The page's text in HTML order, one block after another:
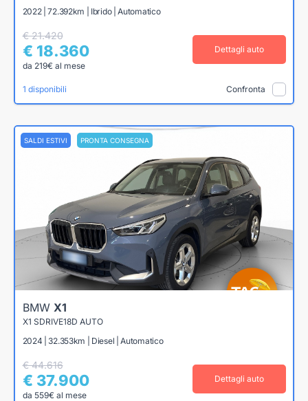
2022 | 72.392km | Ibrido | Automatico
€ 21.420
€ 18.360
da 219€ al mese
Dettagli auto
1 disponibili Confronta
SALDI ESTIVI PRONTA CONSEGNA
BMW X1
X1 SDRIVE18D AUTO
2024 | 32.353km | Diesel | Automatico
€ 44.616
€ 37.900
da 559€ al mese
Dettagli auto